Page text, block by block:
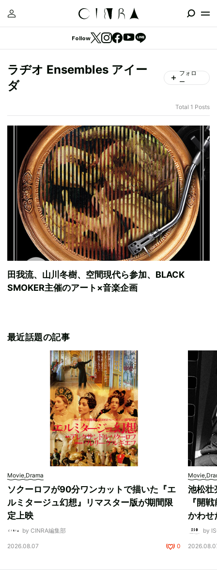
Follow
ラヂオ Ensembles アイー
ダ
フォロ
ー
Total 1 Posts
田我流、山川冬樹、空間現代ら参加、BLACK
SMOKER主催のアート×音楽企画
最近話題の記事
Movie,Drama
ソクーロフが90分ワンカットで描いた『エ
ルミタージュ幻想』リマスター版が期間限
定上映
by CINRA編集部
2026.08.07 0
池松壮
『開
かわせ
by